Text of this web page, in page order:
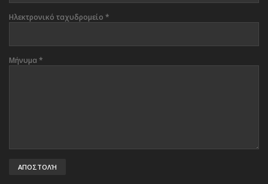
Ηλεκτρονικό ταχυδρομείο *
Μήνυμα *